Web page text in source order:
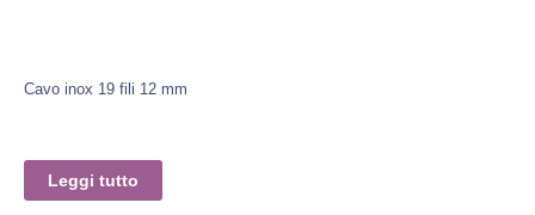
Cavo inox 19 fili 12 mm
Leggi tutto